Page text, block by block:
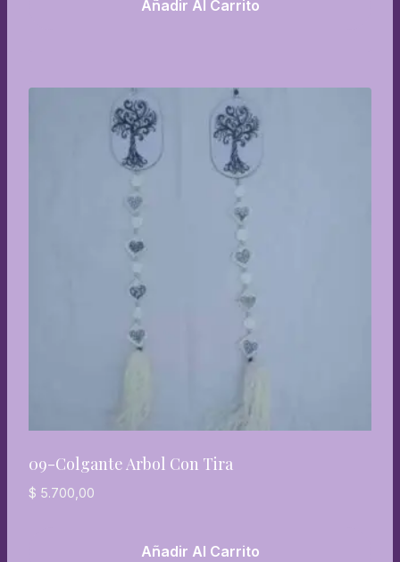
Añadir Al Carrito
09-Colgante Arbol Con Tira
$ 5.700,00
Añadir Al Carrito